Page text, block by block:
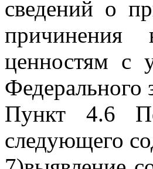
сведений о
причинения
ценностям с
Федерального
Пункт 4.6
следующего